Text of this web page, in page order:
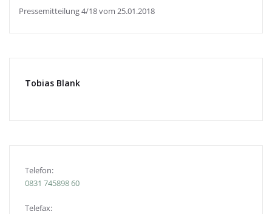
Pressemitteilung 4/18 vom 25.01.2018
Tobias Blank
Telefon:
0831 745898 60
Telefax: